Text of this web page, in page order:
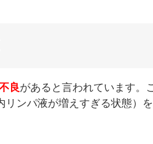
良があると言われています。
リンパ液が増えすぎる状態）を